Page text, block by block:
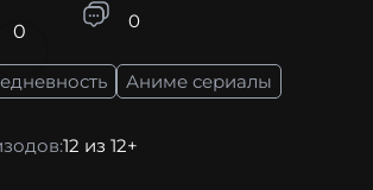
0 0
Аниме сериалы
12 из 12+